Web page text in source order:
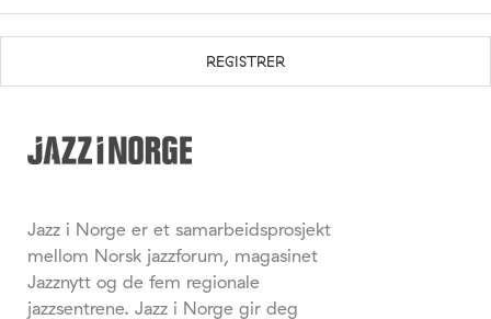
Jazz i Norge er et samarbeidsprosjekt
mellom Norsk jazzforum, magasinet
Jazznytt og de fem regionale
jazzsentrene. Jazz i Norge gir deg